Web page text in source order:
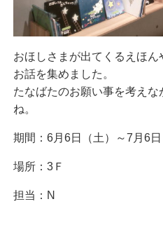
おほしさまが出てくるえほ
お話を集めました。
たなばたのお願い事を考え
ね。
期間：6月6日（土）～7月6日
場所：3Ｆ
担当：N